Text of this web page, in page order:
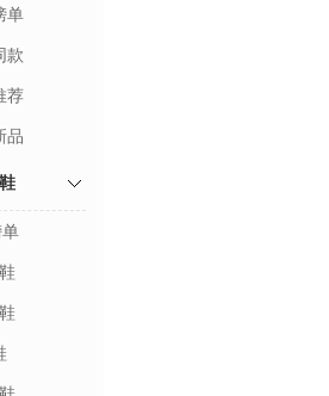
单
款
荐
品